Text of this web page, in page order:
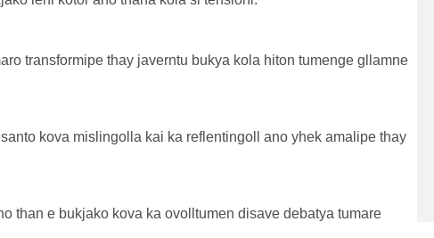
transformipe thay javerntu bukya kola hiton tumenge gllamne
kova mislingolla kai ka reflentingoll ano yhek amalipe thay
than e bukjako kova ka ovolltumen disave debatya tumare